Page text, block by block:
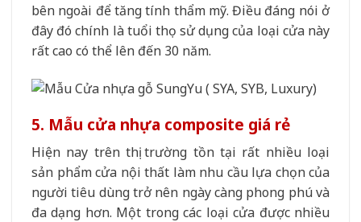
bên ngoài để tăng tính thẩm mỹ. Điều đáng nói ở
đây đó chính là tuổi thọ sử dụng của loại cửa này
rất cao có thể lên đến 30 năm.
5. Mẫu cửa nhựa composite giá rẻ
Hiện nay trên thị trường tồn tại rất nhiều loại
sản phẩm cửa nội thất làm nhu cầu lựa chọn của
người tiêu dùng trở nên ngày càng phong phú và
đa dạng hơn. Một trong các loại cửa được nhiều